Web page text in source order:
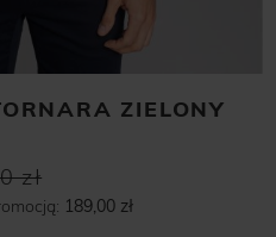
ZIELONY
zł
189,00 zł